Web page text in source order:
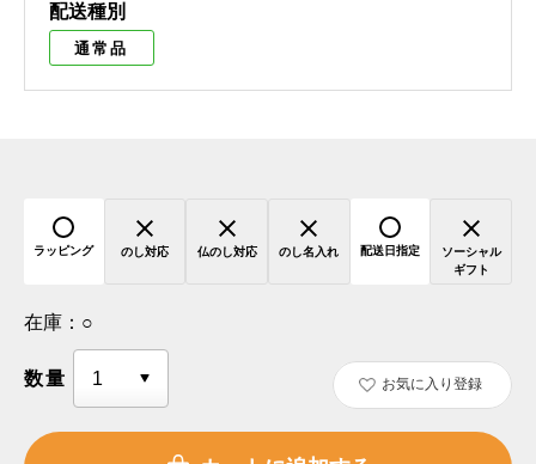
配送種別
通常品
ラッピング のし対応 仏のし対応 のし名入れ 配送日指定
ソーシャル
ギフト
在庫： ○
数量 お気に入り登録